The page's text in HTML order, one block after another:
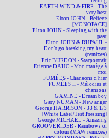
EARTH WIND & FIRE - The
very best
Elton JOHN - Believe
[MONOFACE]
Elton JOHN - Sleeping with the
past
Elton JOHN & RUPAUL -
Don't go breaking my heart
(remixes)
Eric BURDON - Starportrait
Etienne DAHO - Mon manège à
moi
FUMÉES - Chansons d'hier
FUMÉES II - Mélodies et
chansons
GAMINE - Dream boy
Gary NUMAN - New anger
George HARRISON - 33 & 1/3
[White Label/Test Pressing]
George MICHAEL - Amazing
GROOVERIDER - Rainbows of
colour (MAW remixes)